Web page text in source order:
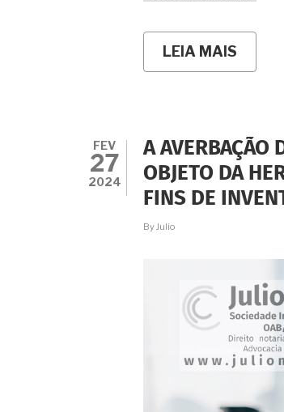
LEIA MAIS
ATÉ
ABRIU
O
E
NEM
PODE
INICIAR
O
FEV
27
2024
A AVERBAÇÃO
OBJETO DA
FINS DE
ByJulio